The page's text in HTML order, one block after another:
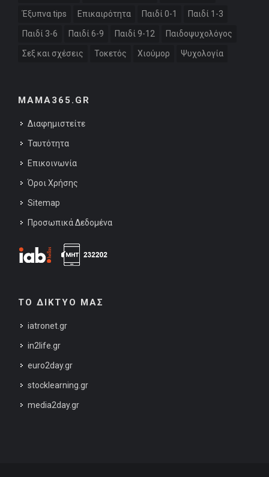
Έξυπνα tips Επικαιρότητα Παιδί 0-1 Παιδί 1-3
Παιδί 3-6 Παιδί 6-9 Παιδί 9-12 Παιδοψυχολόγος
Σεξ και σχέσεις Τοκετός Χιούμορ Ψυχολογία
MAMA365.GR
Διαφημιστείτε
Ταυτότητα
Επικοινωνία
Όροι Χρήσης
Sitemap
Προσωπικά Δεδομένα
ΤΟ ΔΙΚΤΥΟ ΜΑΣ
iatronet.gr
in2life.gr
euro2day.gr
stocklearning.gr
media2day.gr